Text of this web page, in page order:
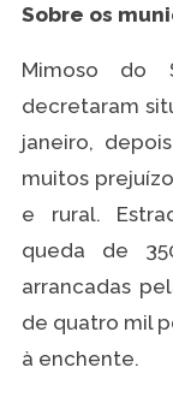
Sobre os
Mimoso do
decretaram
janeiro,
muitos
e rural.
queda de
arrancadas
de quatro mil
à enchente.